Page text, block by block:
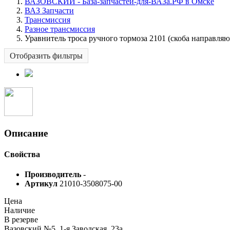
ВАЗ Запчасти
Трансмиссия
Разное трансмиссия
Уравнитель троса ручного тормоза 2101 (скоба
Отобразить фильтры
Описание
Свойства
Производитель -
Артикул 21010-3508075-00
Цена
Наличие
В резерве
Вазовский №5, 1-я Заводская, 23а